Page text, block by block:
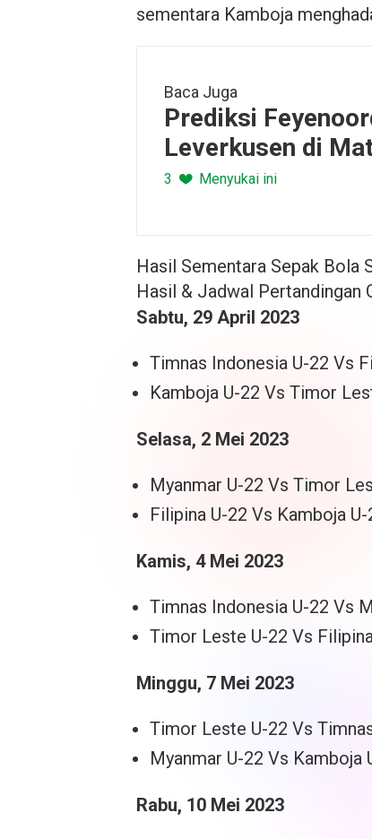
sementara Kamboja
Baca Juga
Prediksi
Leverkusen di
Champions Eropa
3 Menyukai ini
Hasil Sementara Sepak Bola
Hasil & Jadwal Pertandingan
Sabtu, 29 April 2023
Timnas Indonesia U-22 Vs
Kamboja U-22 Vs Timor
Selasa, 2 Mei 2023
Myanmar U-22 Vs Timor
Filipina U-22 Vs Kamboja
Kamis, 4 Mei 2023
Timnas Indonesia U-22 Vs
Timor Leste U-22 Vs
Minggu, 7 Mei 2023
Timor Leste U-22 Vs
Myanmar U-22 Vs Kamboja
Rabu, 10 Mei 2023